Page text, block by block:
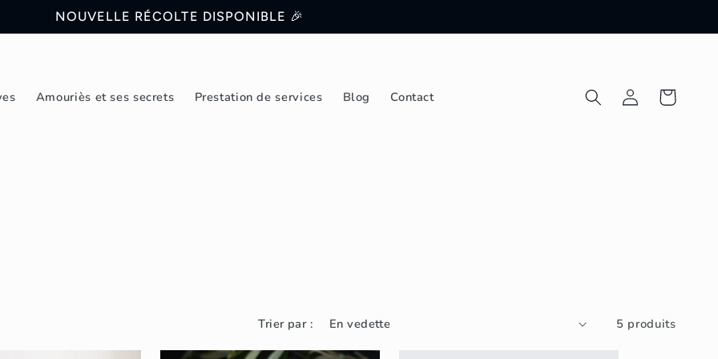
NOUVELLE RÉCOLTE DISPONIBLE 🎉
Amouriès et ses secrets Prestation de services Blog Contact ConnexionPanier
Trier par : 5 produits